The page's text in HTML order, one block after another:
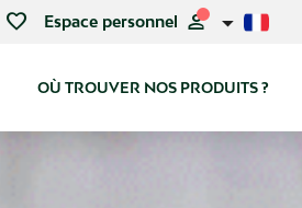
favorite Espace personnel person
OÙ TROUVER NOS PRODUITS ?